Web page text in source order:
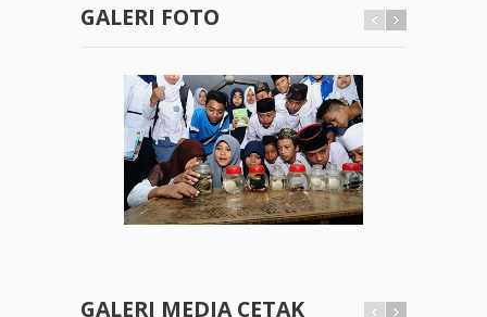
GALERI FOTO
GALERI MEDIA CETAK